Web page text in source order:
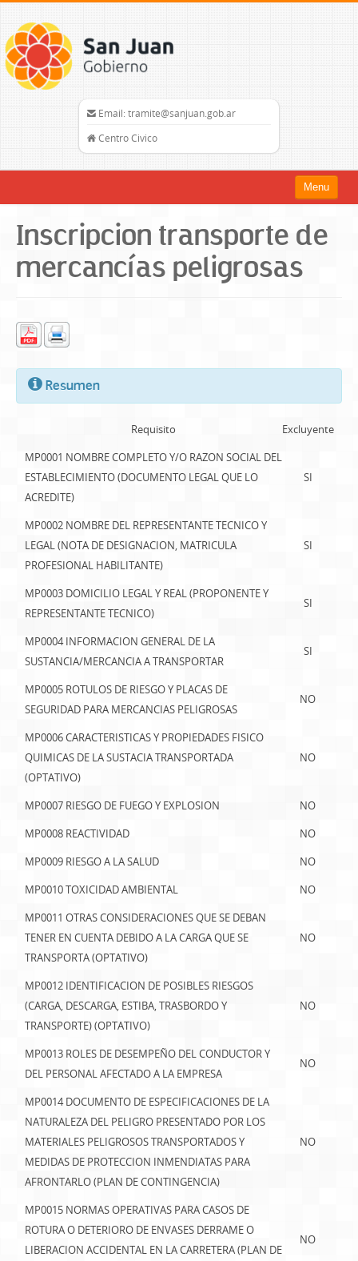
Email: tramite@sanjuan.gob.ar
Centro Civico
Menu
Trámites
Organismos
sanjuan.gob.ar
Inscripcion transporte de
mercancías peligrosas
Resumen
Requisito
Excluyente
MP0001 NOMBRE COMPLETO Y/O RAZON SOCIAL DEL
ESTABLECIMIENTO (DOCUMENTO LEGAL QUE LO
ACREDITE)
SI
MP0002 NOMBRE DEL REPRESENTANTE TECNICO Y
LEGAL (NOTA DE DESIGNACION, MATRICULA
PROFESIONAL HABILITANTE)
SI
MP0003 DOMICILIO LEGAL Y REAL (PROPONENTE Y
REPRESENTANTE TECNICO)
SI
MP0004 INFORMACION GENERAL DE LA
SUSTANCIA/MERCANCIA A TRANSPORTAR
SI
MP0005 ROTULOS DE RIESGO Y PLACAS DE
SEGURIDAD PARA MERCANCIAS PELIGROSAS
NO
MP0006 CARACTERISTICAS Y PROPIEDADES FISICO
QUIMICAS DE LA SUSTACIA TRANSPORTADA
(OPTATIVO)
NO
MP0007 RIESGO DE FUEGO Y EXPLOSION
NO
MP0008 REACTIVIDAD
NO
MP0009 RIESGO A LA SALUD
NO
MP0010 TOXICIDAD AMBIENTAL
NO
MP0011 OTRAS CONSIDERACIONES QUE SE DEBAN
TENER EN CUENTA DEBIDO A LA CARGA QUE SE
TRANSPORTA (OPTATIVO)
NO
MP0012 IDENTIFICACION DE POSIBLES RIESGOS
(CARGA, DESCARGA, ESTIBA, TRASBORDO Y
TRANSPORTE) (OPTATIVO)
NO
MP0013 ROLES DE DESEMPEÑO DEL CONDUCTOR Y
DEL PERSONAL AFECTADO A LA EMPRESA
NO
MP0014 DOCUMENTO DE ESPECIFICACIONES DE LA
NATURALEZA DEL PELIGRO PRESENTADO POR LOS
MATERIALES PELIGROSOS TRANSPORTADOS Y
MEDIDAS DE PROTECCION INMENDIATAS PARA
AFRONTARLO (PLAN DE CONTINGENCIA)
NO
MP0015 NORMAS OPERATIVAS PARA CASOS DE
ROTURA O DETERIORO DE ENVASES DERRAME O
LIBERACION ACCIDENTAL EN LA CARRETERA (PLAN DE
NO